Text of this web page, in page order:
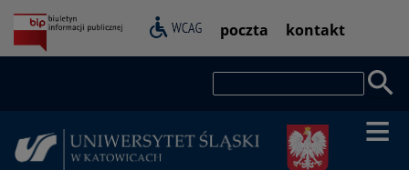
Przejdź
do
treści
Pasek
dostępności
poczta kontakt